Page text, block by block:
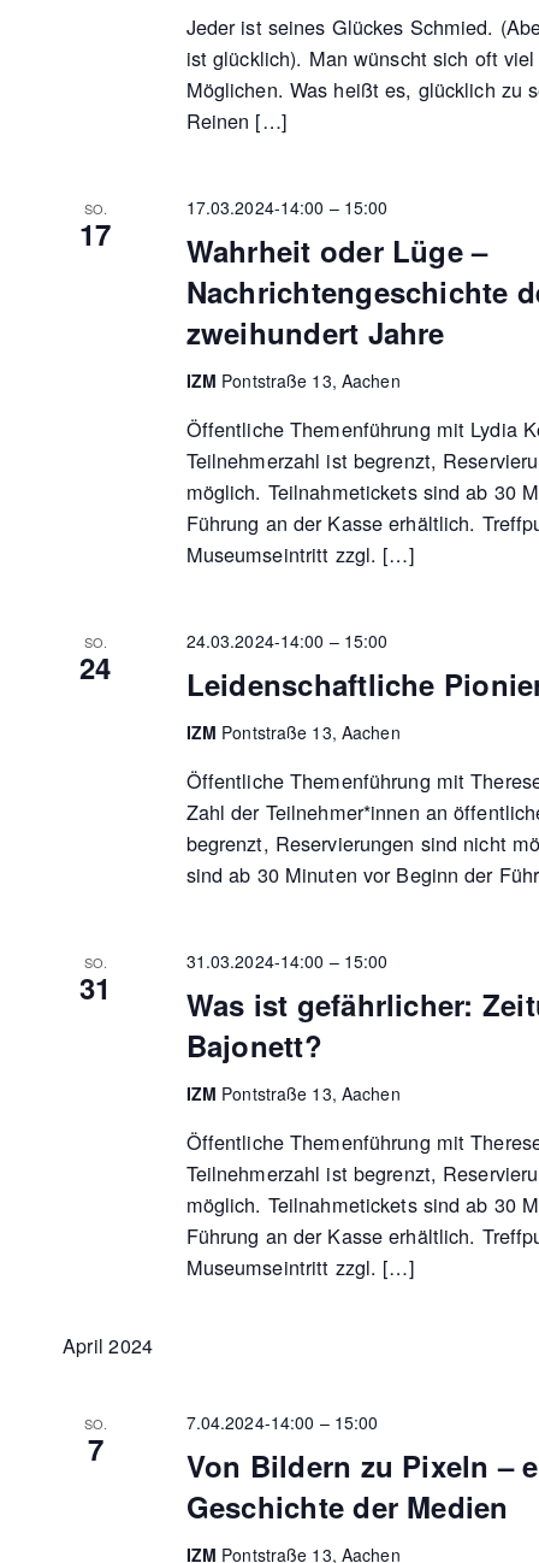
Jeder ist seines Glückes Schmied.
ist glücklich). Man wünscht sich oft
Möglichen. Was heißt es, glücklich zu
Reinen […]
SO.
17
Wahrheit oder Lüge –
Nachrichtengeschichte
zweihundert Jahre
17.03.2024-14:00 – 15:00
IZM Pontstraße 13, Aachen
Öffentliche Themenführung mit Lydia
Teilnehmerzahl ist begrenzt,
möglich. Teilnahmetickets sind ab 30
Führung an der Kasse erhältlich.
Museumseintritt zzgl. […]
SO.
24 Leidenschaftliche
24.03.2024-14:00 – 15:00
IZM Pontstraße 13, Aachen
Öffentliche Themenführung mit
Zahl der Teilnehmer*innen an
begrenzt, Reservierungen sind nicht
sind ab 30 Minuten vor Beginn der
SO.
31
Was ist gefährlicher:
Bajonett?
31.03.2024-14:00 – 15:00
IZM Pontstraße 13, Aachen
Öffentliche Themenführung mit
Teilnehmerzahl ist begrenzt,
möglich. Teilnahmetickets sind ab 30
Führung an der Kasse erhältlich.
Museumseintritt zzgl. […]
April 2024
SO.
7
Von Bildern zu Pixeln –
Geschichte der Medien
7.04.2024-14:00 – 15:00
IZM Pontstraße 13, Aachen